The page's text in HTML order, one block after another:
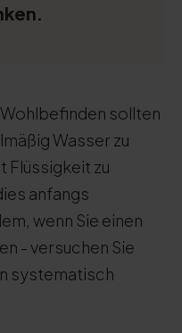
Wohlbefinden sollten
Wasser zu
Flüssigkeit zu
anfangs
wenn Sie einen
- versuchen Sie
systematisch